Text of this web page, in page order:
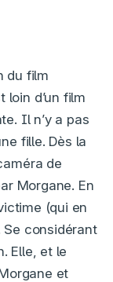
du film
loin d’un film
Il n’y a pas
fille. Dès la
de
Morgane. En
(qui en
Se considérant
Elle, et le
et